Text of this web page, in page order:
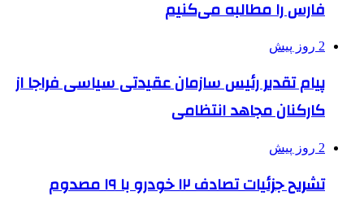
فارس را مطالبه‌ می‌کنیم
2 روز پیش
پیام تقدیر رئیس سازمان عقیدتی سیاسی فراجا از
کارکنان مجاهد انتظامی
2 روز پیش
تشریح جزئیات تصادف ۱۲ خودرو با ۱۹ مصدوم